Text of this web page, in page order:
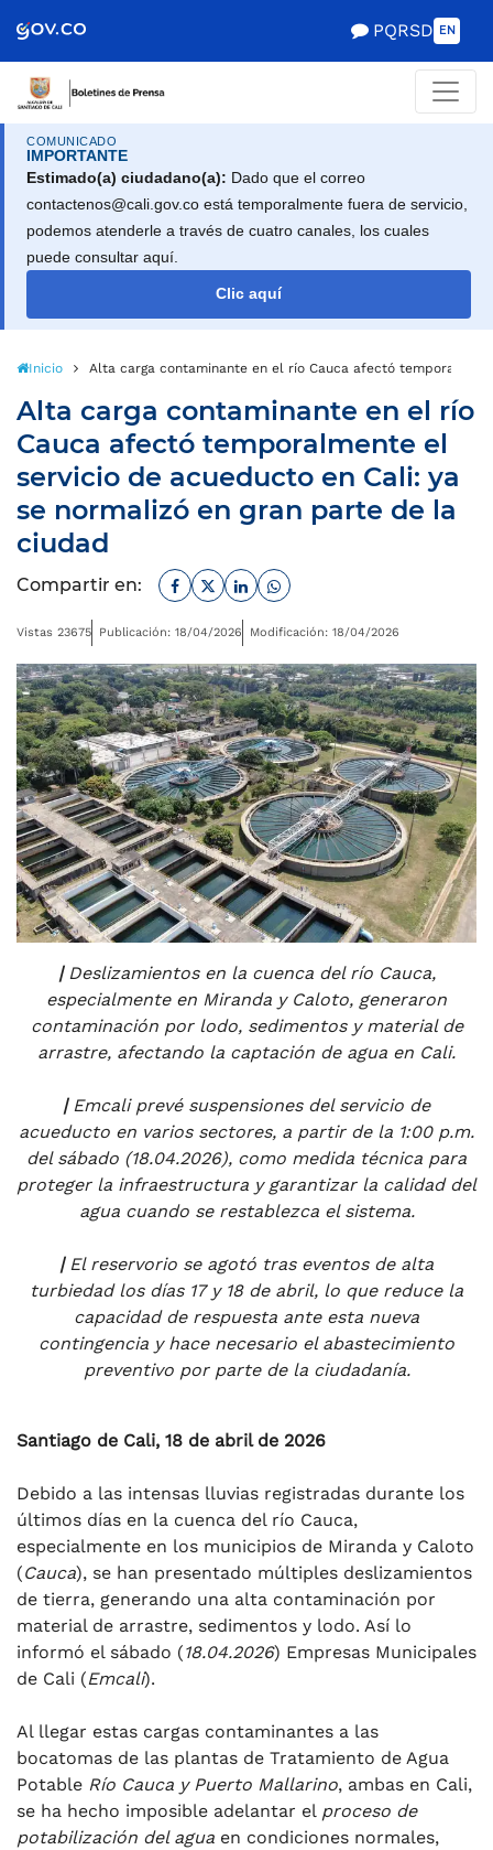
PQRSD EN
COMUNICADO
IMPORTANTE
Estimado(a) ciudadano(a): Dado que el correo
contactenos@cali.gov.co está temporalmente fuera de servicio,
podemos atenderle a través de cuatro canales, los cuales
puede consultar aquí.
Clic aquí
Inicio Alta carga contaminante en el río Cauca afectó
Alta carga contaminante en el río
Cauca afectó temporalmente el
servicio de acueducto en Cali: ya
se normalizó en gran parte de la
ciudad
Compartir en: Facebook
TwitterLinkedinWhatsapp
Vistas 23675 Publicación: 18/04/2026 Modificación: 18/04/2026
| Deslizamientos en la cuenca del río Cauca,
especialmente en Miranda y Caloto, generaron
contaminación por lodo, sedimentos y material de
arrastre, afectando la captación de agua en Cali.
|Emcali prevé suspensiones del servicio de
acueducto en varios sectores, a partir de la 1:00 p.m.
del sábado (18.04.2026), como medida técnica para
proteger la infraestructura y garantizar la calidad del
agua cuando se restablezca el sistema.
|El reservorio se agotó tras eventos de alta
turbiedad los días 17 y 18 de abril, lo que reduce la
capacidad de respuesta ante esta nueva
contingencia y hace necesario el abastecimiento
preventivo por parte de la ciudadanía.
Santiago de Cali, 18 de abril de 2026
Debido a las intensas lluvias registradas durante los
últimos días en la cuenca del río Cauca,
especialmente en los municipios de Miranda y Caloto
(Cauca), se han presentado múltiples deslizamientos
de tierra, generando una alta contaminación por
material de arrastre, sedimentos y lodo. Así lo
informó el sábado (18.04.2026) Empresas Municipales
de Cali (Emcali).
Al llegar estas cargas contaminantes a las
bocatomas de las plantas de Tratamiento de Agua
Potable Río Cauca y Puerto Mallarino, ambas en Cali,
se ha hecho imposible adelantar el proceso de
potabilización del agua en condiciones normales,